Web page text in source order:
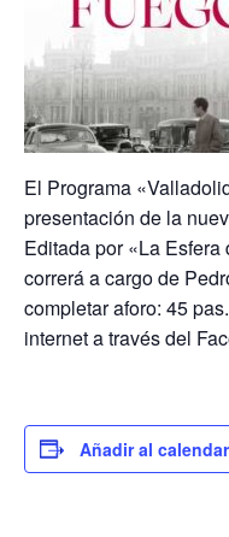
El Programa
presentación de la
Editada por «La
correrá a cargo de
completar aforo: 45
internet a través del
Añadir al